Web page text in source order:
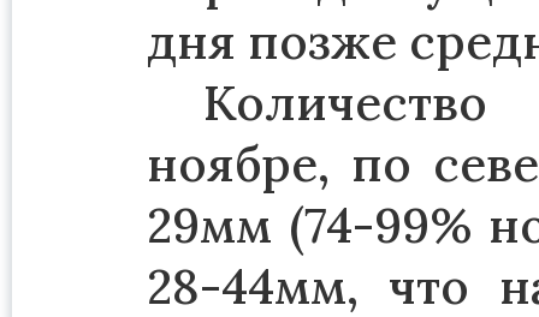
дня позже
ноябре, по
29мм (74-99%
28-44мм, что